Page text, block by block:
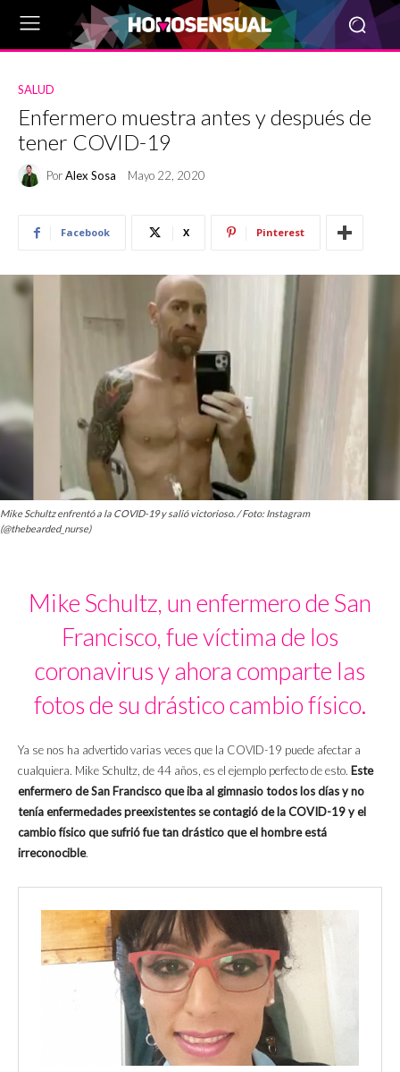
SALUD
Enfermero muestra antes y después de
tener COVID-19
PorAlex Sosa Mayo 22, 2020
Facebook X Pinterest
Mike Schultz enfrentó a la COVID-19 y salió victorioso. / Foto: Instagram
(@thebearded_nurse)
Mike Schultz, un enfermero de San
Francisco, fue víctima de los
coronavirus y ahora comparte las
fotos de su drástico cambio físico.
Ya se nos ha advertido varias veces que la COVID-19 puede afectar a
cualquiera. Mike Schultz, de 44 años, es el ejemplo perfecto de esto. Este
enfermero de San Francisco que iba al gimnasio todos los días y no
tenía enfermedades preexistentes se contagió de la COVID-19 y el
cambio físico que sufrió fue tan drástico que el hombre está
irreconocible.